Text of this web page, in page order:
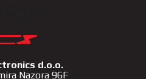
d.o.o.
Nazora 96F